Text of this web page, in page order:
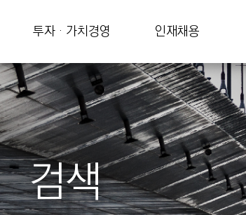
투자 · 가치경영 인재채용
검색